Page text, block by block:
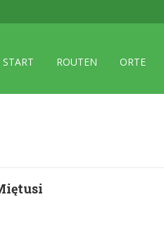
START ROUTEN
ORTE